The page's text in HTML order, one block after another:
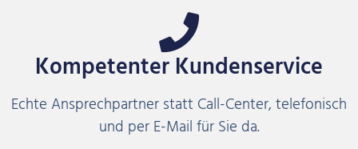
Kompetenter Kundenservice
Echte Ansprechpartner statt Call-Center, telefonisch
und per E-Mail für Sie da.